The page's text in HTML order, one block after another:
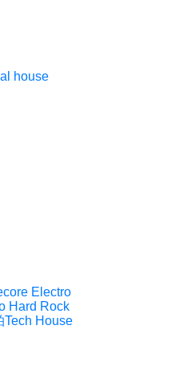
house
Electro
Hard Rock
Tech House